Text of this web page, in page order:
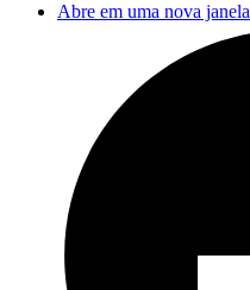
Abre em uma nova janela